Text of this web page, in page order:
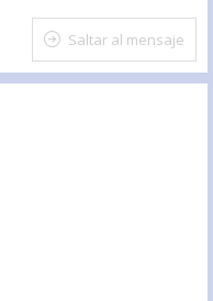
Saltar al mensaje